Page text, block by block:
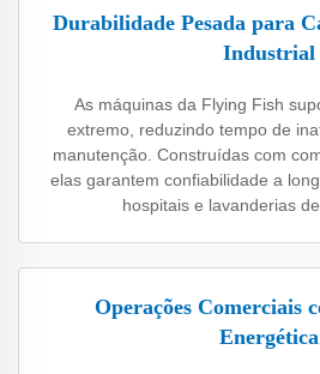
Durabilidade Pesada para
Industrial
As máquinas da Flying Fish
extremo, reduzindo tempo de
manutenção. Construídas com
elas garantem confiabilidade a
hospitais e lavanderias
Operações Comerciais
Energética